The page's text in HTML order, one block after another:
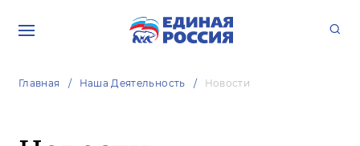
Главная Наша Деятельность Новости